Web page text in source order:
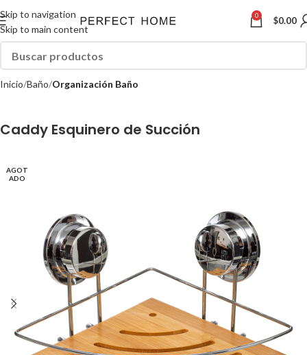
Skip to navigation
Skip to main content
0 $0.00
Inicio Baño Organización Baño
Caddy Esquinero de Succión
AGOT
ADO